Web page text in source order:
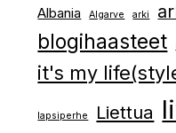
Albania Algarve arki
blogihaasteet
it's my
lapsiperhe Liettua